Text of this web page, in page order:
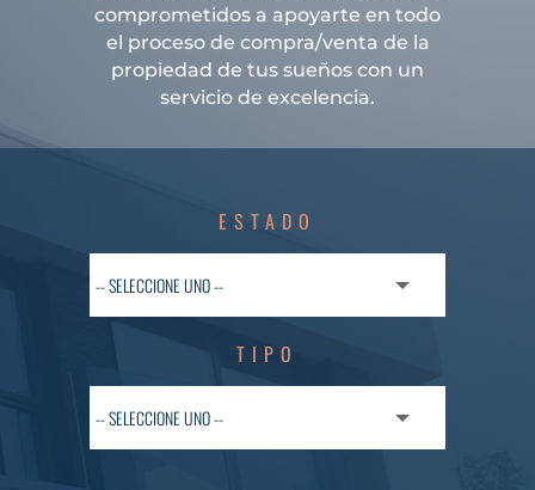
comprometidos a apoyarte en todo
el proceso de compra/venta de la
propiedad de tus sueños con un
servicio de excelencia.
ESTADO
TIPO